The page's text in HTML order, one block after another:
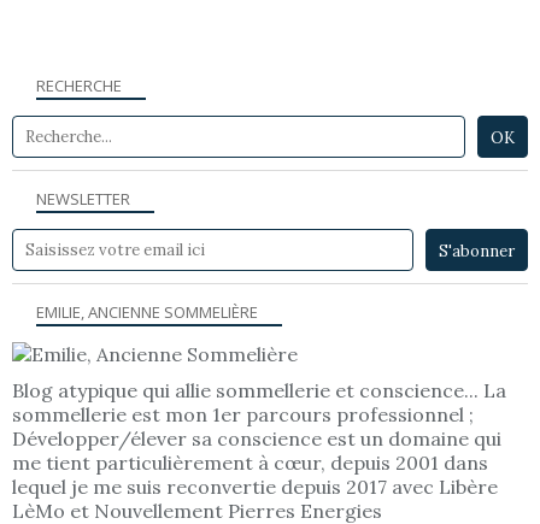
NEWSLETTER
RECHERCHE
EMILIE, ANCIENNE SOMMELIÈRE
Blog atypique qui allie sommellerie et conscience... La
sommellerie est mon 1er parcours professionnel ;
Développer/élever sa conscience est un domaine qui
me tient particulièrement à cœur, depuis 2001 dans
lequel je me suis reconvertie depuis 2017 avec Libère
LèMo et Nouvellement Pierres Energies